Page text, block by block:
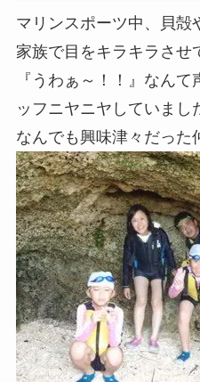
マリンスポーツ中、貝殻
家族で目をキラキラさせ
『うわぁ～！！』なん
ッフニヤニヤしていまし
なんでも興味津々だった